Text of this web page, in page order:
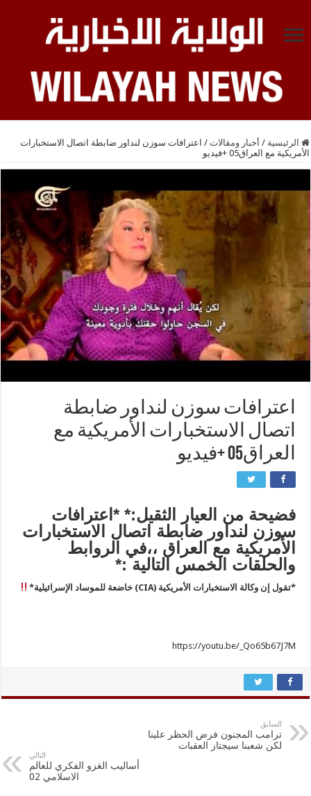
الرئيسية / أخبار ومقالات / اعترافات سوزن لنداور ضابطة اتصال الاستخبارات
الأمريكية مع العراق05 +فيديو
اعترافات سوزن لنداور ضابطة
اتصال الاستخبارات الأمريكية مع
العراق05 +فيديو
فضيحة من العيار الثقيل:* *اعترافات
سوزن لنداور ضابطة اتصال الاستخبارات
الأمريكية مع العراق ،،في الروابط
والحلقات الخمس التالية :*
*تقول إن وكالة الاستخبارات الأمريكية (CIA) خاضعة للموساد الإسرائيلية*
https://youtu.be/_Qo65b67J7M
السابق
ترامب المجنون فرض الحظر علينا
لكن شعبنا سيجتاز العقبات
التالي
أساليب الغزو الفكري للعالم
الاسلامي 02